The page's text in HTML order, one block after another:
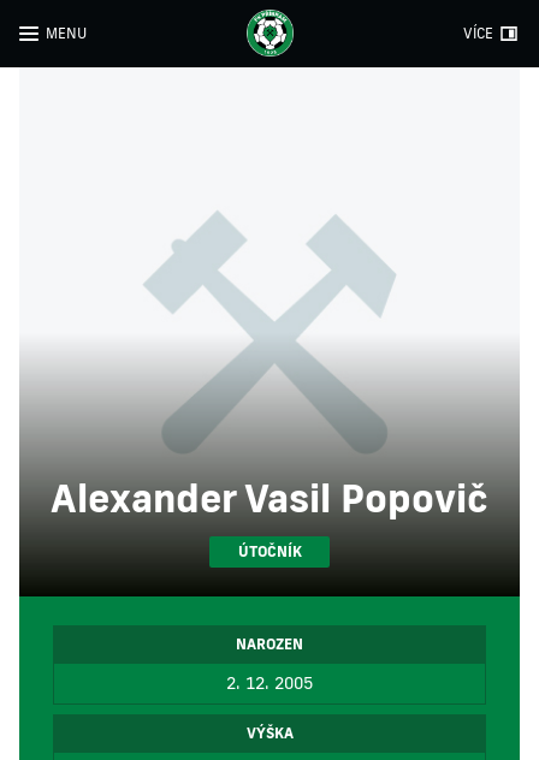
MENU VÍCE
Alexander Vasil Popovič
ÚTOČNÍK
NAROZEN
2. 12. 2005
VÝŠKA